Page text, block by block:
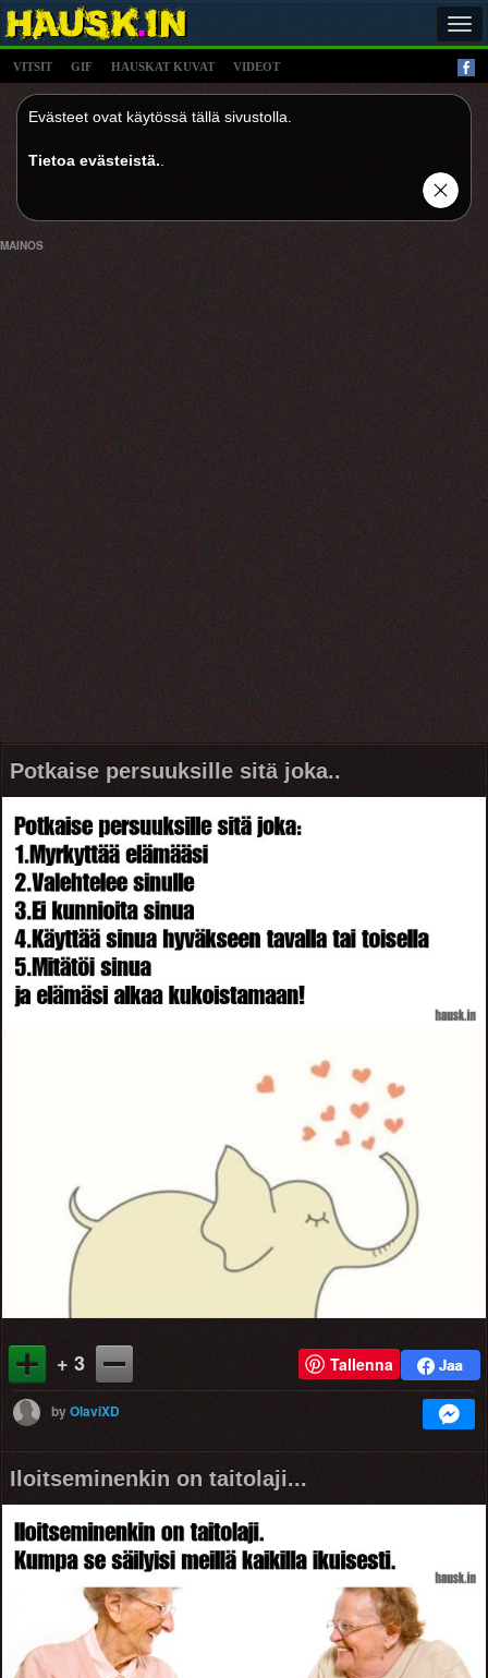
VITSIT GIF HAUSKAT KUVAT VIDEOT
Evästeet ovat käytössä tällä sivustolla.
Tietoa evästeistä.
MAINOS
Potkaise persuuksille sitä joka..
+ 3 Tallenna
byOlaviXD
Iloitseminenkin on taitolaji...